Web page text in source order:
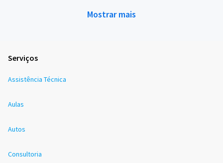
Mostrar mais
Serviços
Assistência Técnica
Aulas
Autos
Consultoria